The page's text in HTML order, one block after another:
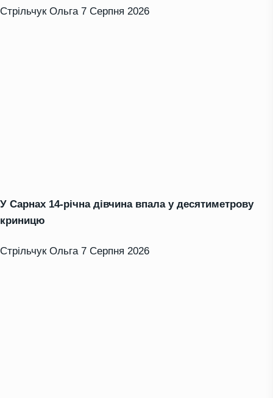
Стрільчук Ольга 7 Серпня 2026
У Сарнах 14-річна дівчина впала у десятиметрову
криницю
Стрільчук Ольга 7 Серпня 2026